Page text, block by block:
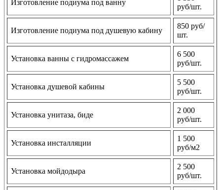
Изготовление подиума под ванну
руб/шт.
Изготовление подиума под душевую кабину
850 руб/
шт.
Установка ванны с гидромассажем
6 500
руб/шт.
Установка душевой кабины
5 500
руб/шт.
Установка унитаза, биде
2 000
руб/шт.
Установка инсталляции
1 500
руб/м2
Установка мойдодыра
2 500
руб/шт.